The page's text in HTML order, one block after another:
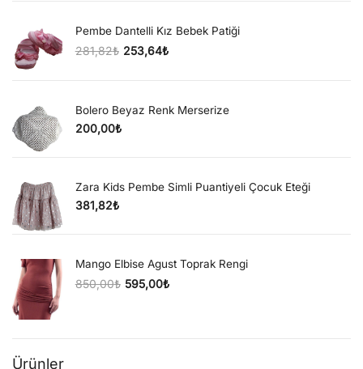
Pembe Dantelli Kız Bebek Patiği
281,82₺
Orijinal fiyat: 281,82₺.
253,64₺
Şu andaki fiyat: 253,64₺.
Bolero Beyaz Renk Merserize
200,00₺
Zara Kids Pembe Simli Puantiyeli Çocuk Eteği
381,82₺
Mango Elbise Agust Toprak Rengi
850,00₺
Orijinal fiyat: 850,00₺.
595,00₺
Şu andaki fiyat: 595,00₺.
Ürünler